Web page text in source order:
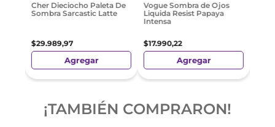
Cher Dieciocho Paleta De
Sombra Sarcastic Latte
$29.989,97
Agregar
Vogue Sombra de Ojos
Liquida Resist Papaya
Intensa
$17.990,22
Agregar
¡TAMBIÉN COMPRARON!